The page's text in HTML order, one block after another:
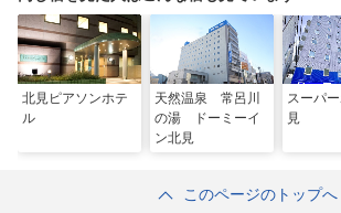
北見ピアソンホテ
ル
天然温泉 常呂川
の湯 ドーミーイ
ン北見
スーパ
見
このページのトップへ